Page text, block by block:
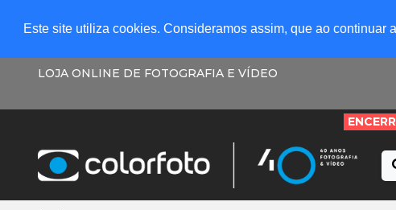
Este site utiliza cookies. Consideramos assim, que ao
LOJA ONLINE DE FOTOGRAFIA E VÍDEO